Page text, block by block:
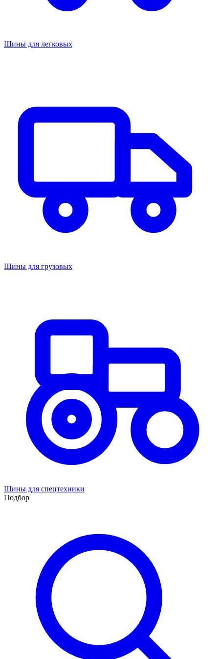
Шины для легковых
Шины для грузовых
Шины для спецтехники
Подбор